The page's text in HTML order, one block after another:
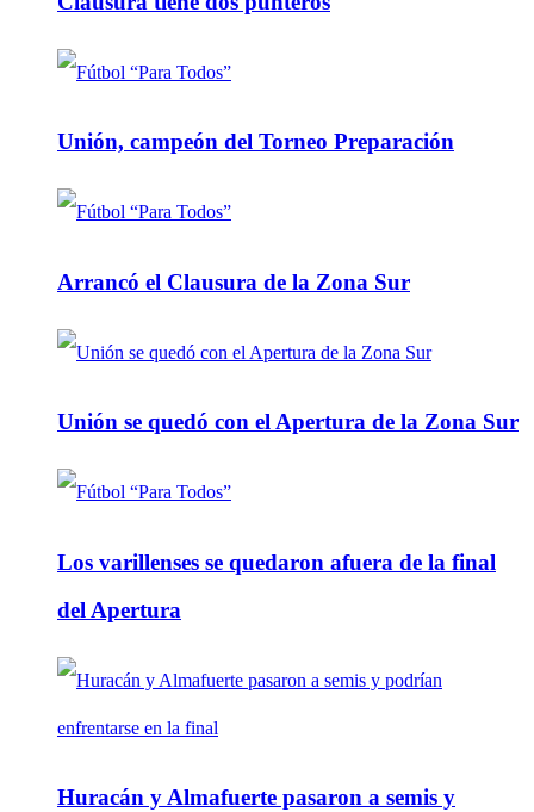
Unión, campeón del Torneo Preparación
Arrancó el Clausura de la Zona Sur
Unión se quedó con el Apertura de la Zona Sur
Los varillenses se quedaron afuera de la final
del Apertura
Huracán y Almafuerte pasaron a semis y